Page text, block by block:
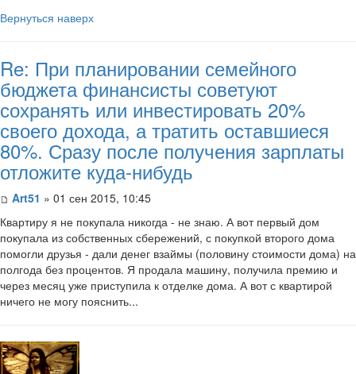
Вернуться наверх
Re: При планировании семейного
бюджета финансисты советуют
сохранять или инвестировать 20%
своего дохода, а тратить оставшиеся
80%. Сразу после получения зарплаты
отложите куда-нибудь
Art51 » 01 сен 2015, 10:45
Квартиру я не покупала никогда - не знаю. А вот первый дом
покупала из собственных сбережений, с покупкой второго дома
помогли друзья - дали денег взаймы (половину стоимости дома) на
полгода без процентов. Я продала машину, получила премию и
через месяц уже приступила к отделке дома. А вот с квартирой
ничего не могу пояснить...